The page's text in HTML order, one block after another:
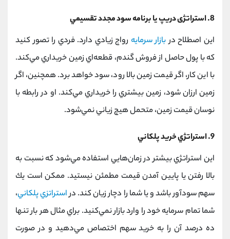
8. استراتژی دریپ يا برنامه سود مجدد تقسيمي
اين اصطلاح دربازار سرمایه رواج زيادي دارد. فردي را تصور كنيد
كه با پول حاصل از فروش گندم، قطعه‌اي زمين خريداري مي‌كند.
با اين كار، اگر قيمت زمين بالا رود، سود خواهد برد. همچنين، اگر
زمين ارزان شود، زمين بيشتري را خريداري مي‌كند. او در رابطه با
نوسان قيمت زمين، متحمل هيچ زياني نمي‌شود.
9. استراتژي خريد پلكاني
اين استراتژي بيشتر در زمان‌هايي استفاده مي‎‌شود كه نسبت به
بالا رفتن يا پايين آمدن قيمت مطمئن نيستيد. ممكن است يك
سهم سودآور باشد و يا شما را دچار زيان كند. دراستراتزي پلكاني،
شما تمام سرمايه خود را وارد بازار نمي‌كنيد. براي مثال هر بار تنها
ده درصد آن را به خريد سهم اختصاص مي‌دهيد و در صورت